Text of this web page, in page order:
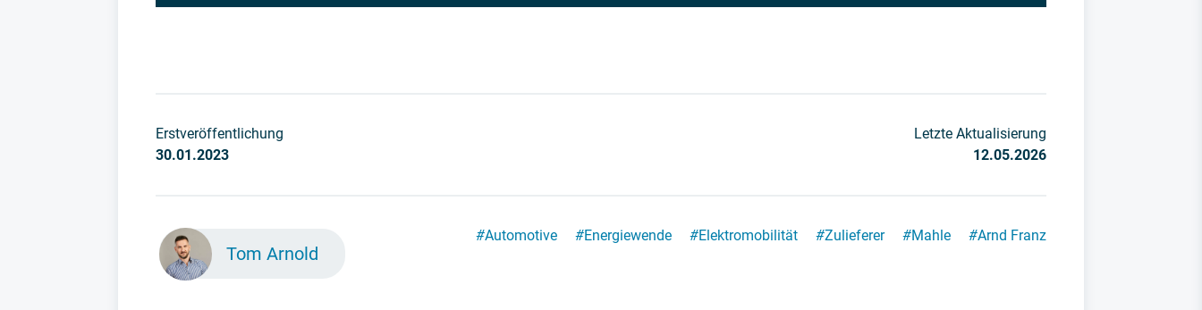
Erstveröffentlichung
30.01.2023
Letzte Aktualisierung
12.05.2026
Tom Arnold
#Automotive #Energiewende #Elektromobilität #Zulieferer #Mahle #Arnd Franz